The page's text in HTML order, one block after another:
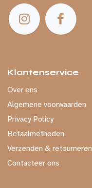
Klantenservice
Over ons
Algemene voorwaarden
Privacy Policy
Betaalmethoden
Verzenden & retourneren
Contacteer ons